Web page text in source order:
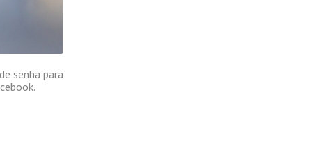
senha para